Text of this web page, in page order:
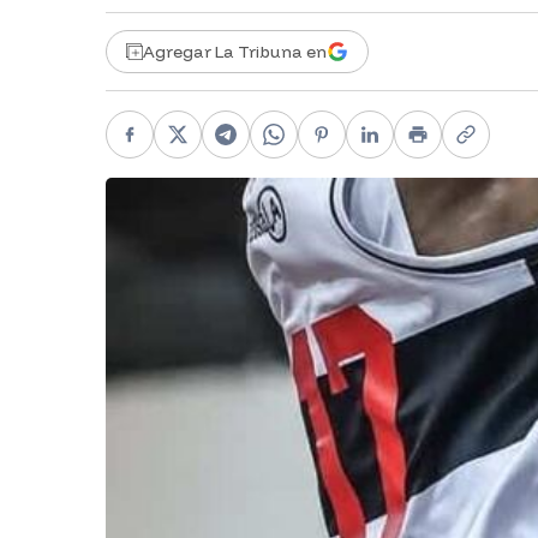
Agregar La Tribuna en
Facebook
X TelegramWhatsApp
PinterestLinkedIn
PrintCopy